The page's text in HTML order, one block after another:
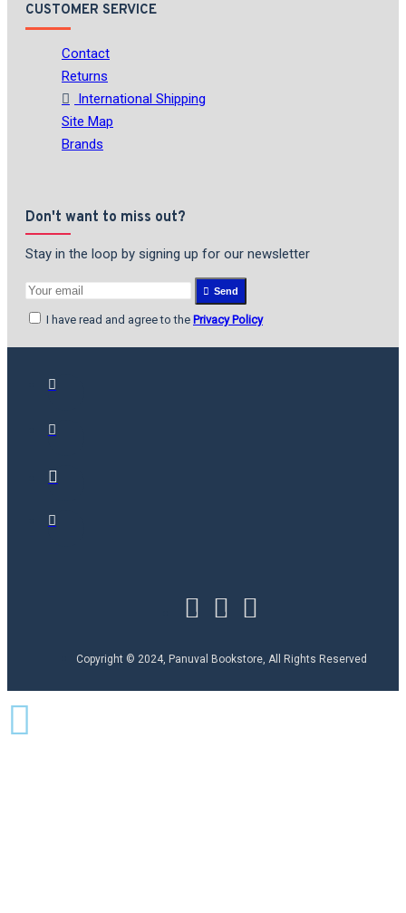
CUSTOMER SERVICE
Contact
Returns
International Shipping
Site Map
Brands
Don't want to miss out?
Stay in the loop by signing up for our newsletter
Send
I have read and agree to the Privacy Policy
Copyright © 2024, Panuval Bookstore, All Rights Reserved